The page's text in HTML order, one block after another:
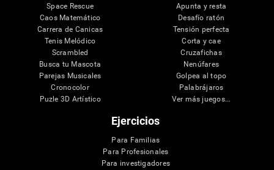
Space Rescue
Caos Matemático
Carrera de Canicas
Tenis Melódico
Scrambled
Busca tu Mascota
Parejas Musicales
Cronocolor
Puzle 3D Artístico
Apunta y resta
Desafío ratón
Tensión perfecta
Corta y cae
Cruzafichas
Nenúfares
Golpea al topo
Palabrájaros
Ver más juegos...
Ejercicios
Para Familias
Para Profesionales
Para investigadores